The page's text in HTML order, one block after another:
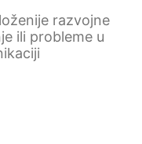
razvojne
ili probleme u